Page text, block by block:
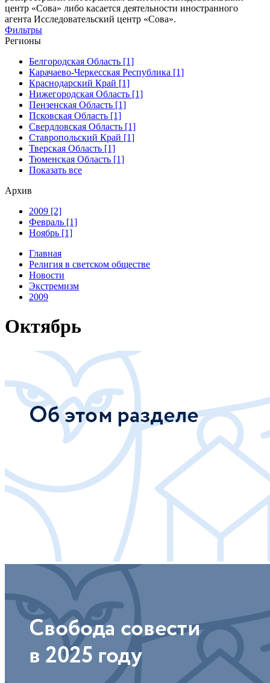
центр «Сова» либо касается деятельности иностранного
агента Исследовательский центр «Сова».
Фильтры
Регионы
Белгородская Область [1]
Карачаево-Черкесская Республика [1]
Краснодарский Край [1]
Нижегородская Область [1]
Пензенская Область [1]
Псковская Область [1]
Свердловская Область [1]
Ставропольский Край [1]
Тверская Область [1]
Тюменская Область [1]
Показать все
Архив
2009 [2]
Февраль [1]
Ноябрь [1]
Главная
Религия в светском обществе
Новости
Экстремизм
2009
Октябрь